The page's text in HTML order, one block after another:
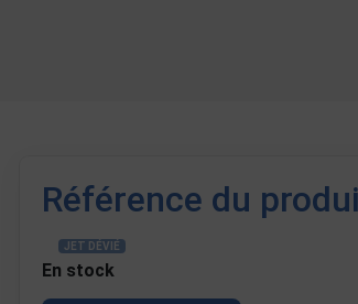
Référence du
JET DÉVIÉ
En stock